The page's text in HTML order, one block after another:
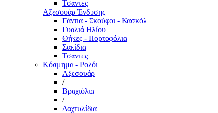
Τσάντες
Αξεσουάρ Ένδυσης
Γάντια - Σκούφοι - Κασκόλ
Γυαλιά Ηλίου
Θήκες - Πορτοφόλια
Σακίδια
Τσάντες
Κόσμημα - Ρολόι
Αξεσουάρ
/
Βραχιόλια
/
Δαχτυλίδια